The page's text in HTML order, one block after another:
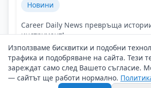
Новини
Career Daily News превръща
инструмент!
Контакти на Career Daily News
#Career_Daily_News
#Storytelling
Използваме бисквитки и подобни
трафика и подобряване на сайта. Тези
зареждат само след Вашето съгласие.
— сайтът ще работи нормално.